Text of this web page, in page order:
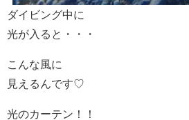
ダイビング中に
光が入ると・・・
こんな風に
見えるんです♡
光のカーテン！！